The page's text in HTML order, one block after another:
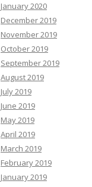
January 2020
December 2019
November 2019
October 2019
September 2019
August 2019
July 2019
June 2019
May 2019
April 2019
March 2019
February 2019
January 2019